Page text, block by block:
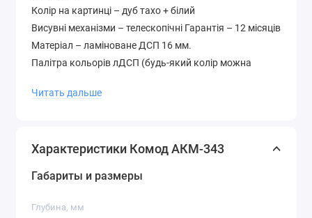
Колір на картинці – дуб тахо + білий
Висувні механізми – телескопічні Гарантія – 12 місяців
Матеріал – ламіноване ДСП 16 мм.
Палітра кольорів лДСП (будь-який колір можна
Читать дальше
Характеристики Комод АКМ-343
Габариты и размеры
Глубина, мм